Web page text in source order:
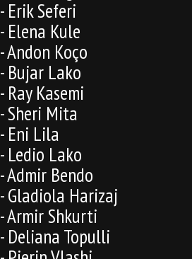
- Erik Seferi
- Elena Kule
- Andon Koço
- Bujar Lako
- Ray Kasemi
- Sheri Mita
- Eni Lila
- Ledio Lako
- Admir Bendo
- Gladiola Harizaj
- Armir Shkurti
- Deliana Topulli